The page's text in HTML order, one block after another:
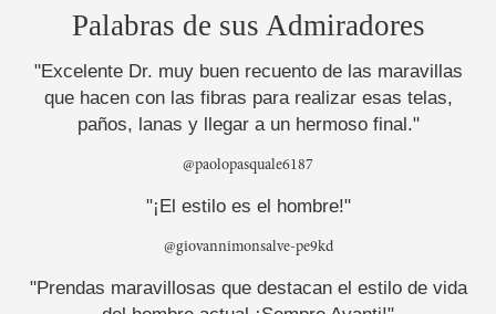
Palabras de sus Admiradores
"Excelente Dr. muy buen recuento de las maravillas
que hacen con las fibras para realizar esas telas,
paños, lanas y llegar a un hermoso final."
@paolopasquale6187
"¡El estilo es el hombre!"
@giovannimonsalve-pe9kd
"Prendas maravillosas que destacan el estilo de vida